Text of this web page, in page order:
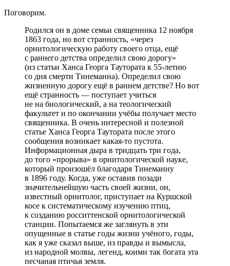
Поговорим.
Родился он в доме семьи священника 12 ноября
1863 года, но вот странность, «через
орнитологическую работу своего отца, ещё
с раннего детства определил свою дорогу»
(из статьи Ханса Георга Таутората к 55-летию
со дня смерти Тинеманна). Определил свою
жизненную дорогу ещё в раннем детстве? Но вот
ещё странность — поступает учиться
не на биологический, а на теологический
факультет и по окончании учёбы получает место
священника. В очень интересной и полезной
статье Ханса Георга Таутората после этого
сообщения возникает какая-то пустота.
Информационная дыра в тридцать три года,
до того «прорыва» в орнитологической науке,
который произошёл благодаря Тинеманну
в 1896 году. Когда, уже оставив позади
значительнейшую часть своей жизни, он,
известный орнитолог, приступает на Куршской
косе к систематическому изучению птиц,
к созданию росситтенской орнитологической
станции. Попытаемся же заглянуть в эти
опущенные в статье годы жизни учёного, годы,
как я уже сказал выше, из правды и вымысла,
из народной молвы, легенд, коими так богата эта
песчаная птичья земля.